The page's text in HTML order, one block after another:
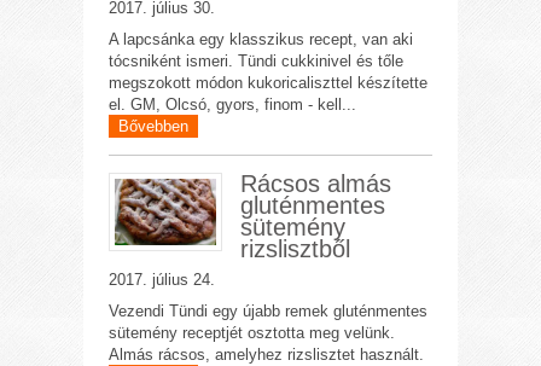
2017. július 30.
A lapcsánka egy klasszikus recept, van aki
tócsniként ismeri. Tündi cukkinivel és tőle
megszokott módon kukoricaliszttel készítette
el. GM, Olcsó, gyors, finom - kell...
Bővebben
Rácsos almás
gluténmentes
sütemény
rizslisztből
2017. július 24.
Vezendi Tündi egy újabb remek gluténmentes
sütemény receptjét osztotta meg velünk.
Almás rácsos, amelyhez rizslisztet használt.